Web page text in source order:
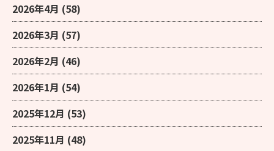
2026年4月 (58)
2026年3月 (57)
2026年2月 (46)
2026年1月 (54)
2025年12月 (53)
2025年11月 (48)